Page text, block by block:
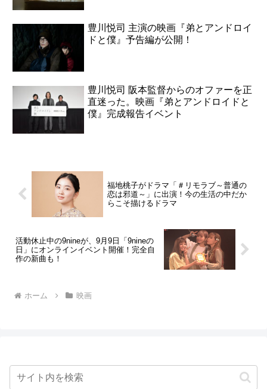
豊川悦司 主演の映画『弟とアンドロイ
ドと僕』予告編が公開！
豊川悦司 阪本監督からのオファーを正
直迷った。映画『弟とアンドロイドと
僕』完成報告イベント
福地桃子がドラマ「＃リモラブ～普通の
恋は邪道～」に出演！今の生活の中だか
らこそ描けるドラマ
活動休止中の9nineが、9月9日「9nineの
日」にオンラインイベント開催！完全自
作の新曲も！
ホーム 映画